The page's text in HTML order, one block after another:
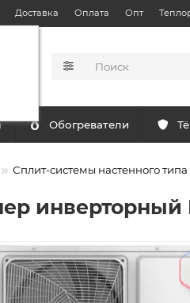
Доставка Оплата Опт
Обогреватели
Сплит-системы настенного типа
инверторный